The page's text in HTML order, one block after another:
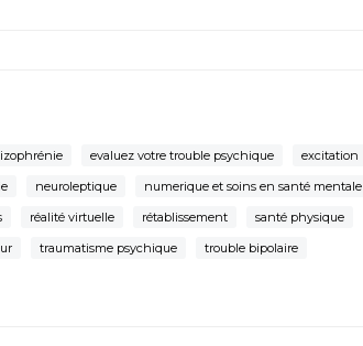
evaluez votre trouble psychique
excitation
neuroleptique
numerique et soins en santé mentale
réalité virtuelle rétablissement
santé physique
traumatisme psychique
trouble bipolaire